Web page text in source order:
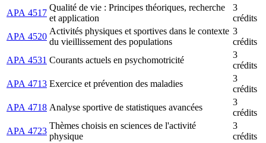
APA 4517
Qualité de vie : Principes théoriques, recherche
et application
3
crédits
APA 4520
Activités physiques et sportives dans le contexte
du vieillissement des populations
3
crédits
APA 4531 Courants actuels en psychomotricité
3
crédits
APA 4713 Exercice et prévention des maladies
3
crédits
APA 4718 Analyse sportive de statistiques avancées
3
crédits
APA 4723
Thèmes choisis en sciences de l'activité
physique
3
crédits